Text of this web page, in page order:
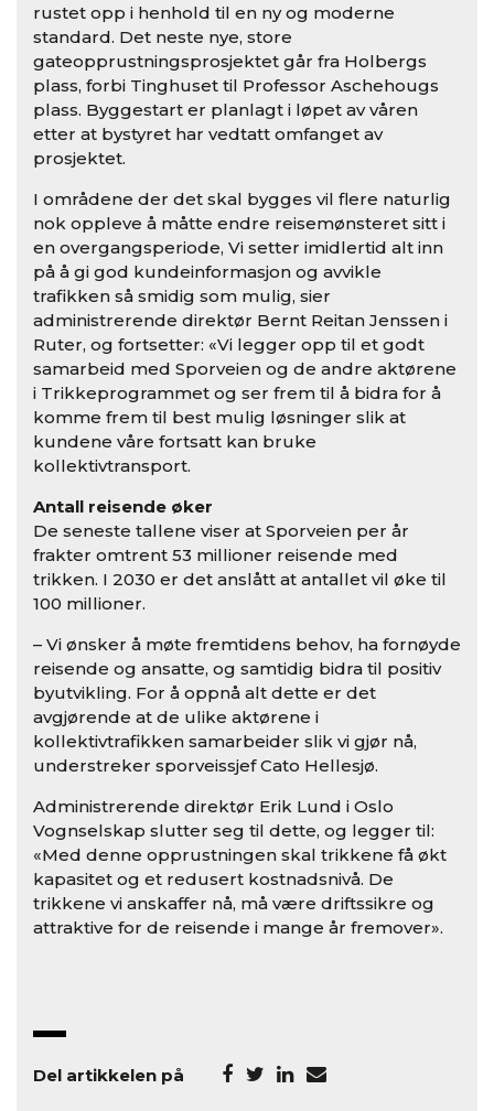
rustet opp i henhold til en ny og moderne
standard. Det neste nye, store
gateopprustningsprosjektet går fra Holbergs
plass, forbi Tinghuset til Professor Aschehougs
plass. Byggestart er planlagt i løpet av våren
etter at bystyret har vedtatt omfanget av
prosjektet.
I områdene der det skal bygges vil flere naturlig
nok oppleve å måtte endre reisemønsteret sitt i
en overgangsperiode, Vi setter imidlertid alt inn
på å gi god kundeinformasjon og avvikle
trafikken så smidig som mulig, sier
administrerende direktør Bernt Reitan Jenssen i
Ruter, og fortsetter: «Vi legger opp til et godt
samarbeid med Sporveien og de andre aktørene
i Trikkeprogrammet og ser frem til å bidra for å
komme frem til best mulig løsninger slik at
kundene våre fortsatt kan bruke
kollektivtransport.
Antall reisende øker
De seneste tallene viser at Sporveien per år
frakter omtrent 53 millioner reisende med
trikken. I 2030 er det anslått at antallet vil øke til
100 millioner.
– Vi ønsker å møte fremtidens behov, ha fornøyde
reisende og ansatte, og samtidig bidra til positiv
byutvikling. For å oppnå alt dette er det
avgjørende at de ulike aktørene i
kollektivtrafikken samarbeider slik vi gjør nå,
understreker sporveissjef Cato Hellesjø.
Administrerende direktør Erik Lund i Oslo
Vognselskap slutter seg til dette, og legger til:
«Med denne opprustningen skal trikkene få økt
kapasitet og et redusert kostnadsnivå. De
trikkene vi anskaffer nå, må være driftssikre og
attraktive for de reisende i mange år fremover».
Del artikkelen på